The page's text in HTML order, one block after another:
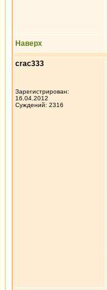
Наверх
crac333
Зарегистрирован:
16.04.2012
Суждений: 2316